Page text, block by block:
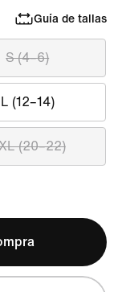
Guía de tallas
S (4–6)
L (12–14)
(20–22)